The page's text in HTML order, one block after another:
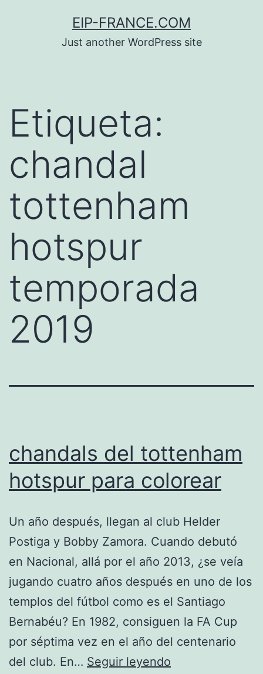
EIP-FRANCE.COM
Just another WordPress site
Etiqueta:
chandal
tottenham
hotspur
temporada
2019
chandals del tottenham
hotspur para colorear
Un año después, llegan al club Helder
Postiga y Bobby Zamora. Cuando debutó
en Nacional, allá por el año 2013, ¿se veía
jugando cuatro años después en uno de los
templos del fútbol como es el Santiago
Bernabéu? En 1982, consiguen la FA Cup
por séptima vez en el año del centenario
del club. En… Seguir leyendo